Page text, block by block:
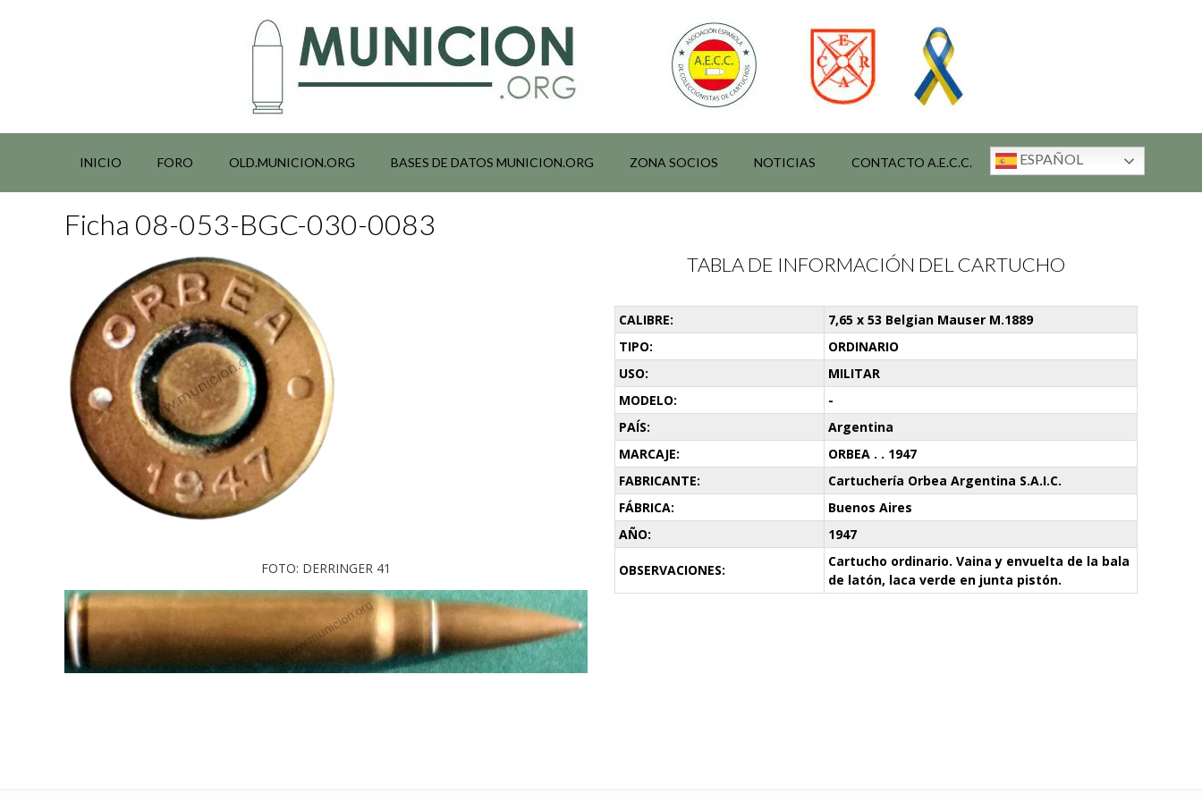
INICIO FORO OLD.MUNICION.ORG BASES DE DATOS MUNICION.ORG ZONA SOCIOS NOTICIAS CONTACTO A.E.C.C. ESPAÑOL
Ficha 08-053-BGC-030-0083
FOTO: DERRINGER 41
TABLA DE INFORMACIÓN DEL CARTUCHO
CALIBRE:
7,65 x 53 Belgian Mauser M.1889
TIPO:
ORDINARIO
USO:
MILITAR
MODELO:
-
PAÍS:
Argentina
MARCAJE:
ORBEA . . 1947
FABRICANTE:
Cartuchería Orbea Argentina S.A.I.C.
FÁBRICA:
Buenos Aires
AÑO:
1947
OBSERVACIONES:
Cartucho ordinario. Vaina y envuelta de la bala
de latón, laca verde en junta pistón.